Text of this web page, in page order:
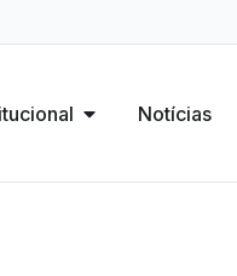
Notícias